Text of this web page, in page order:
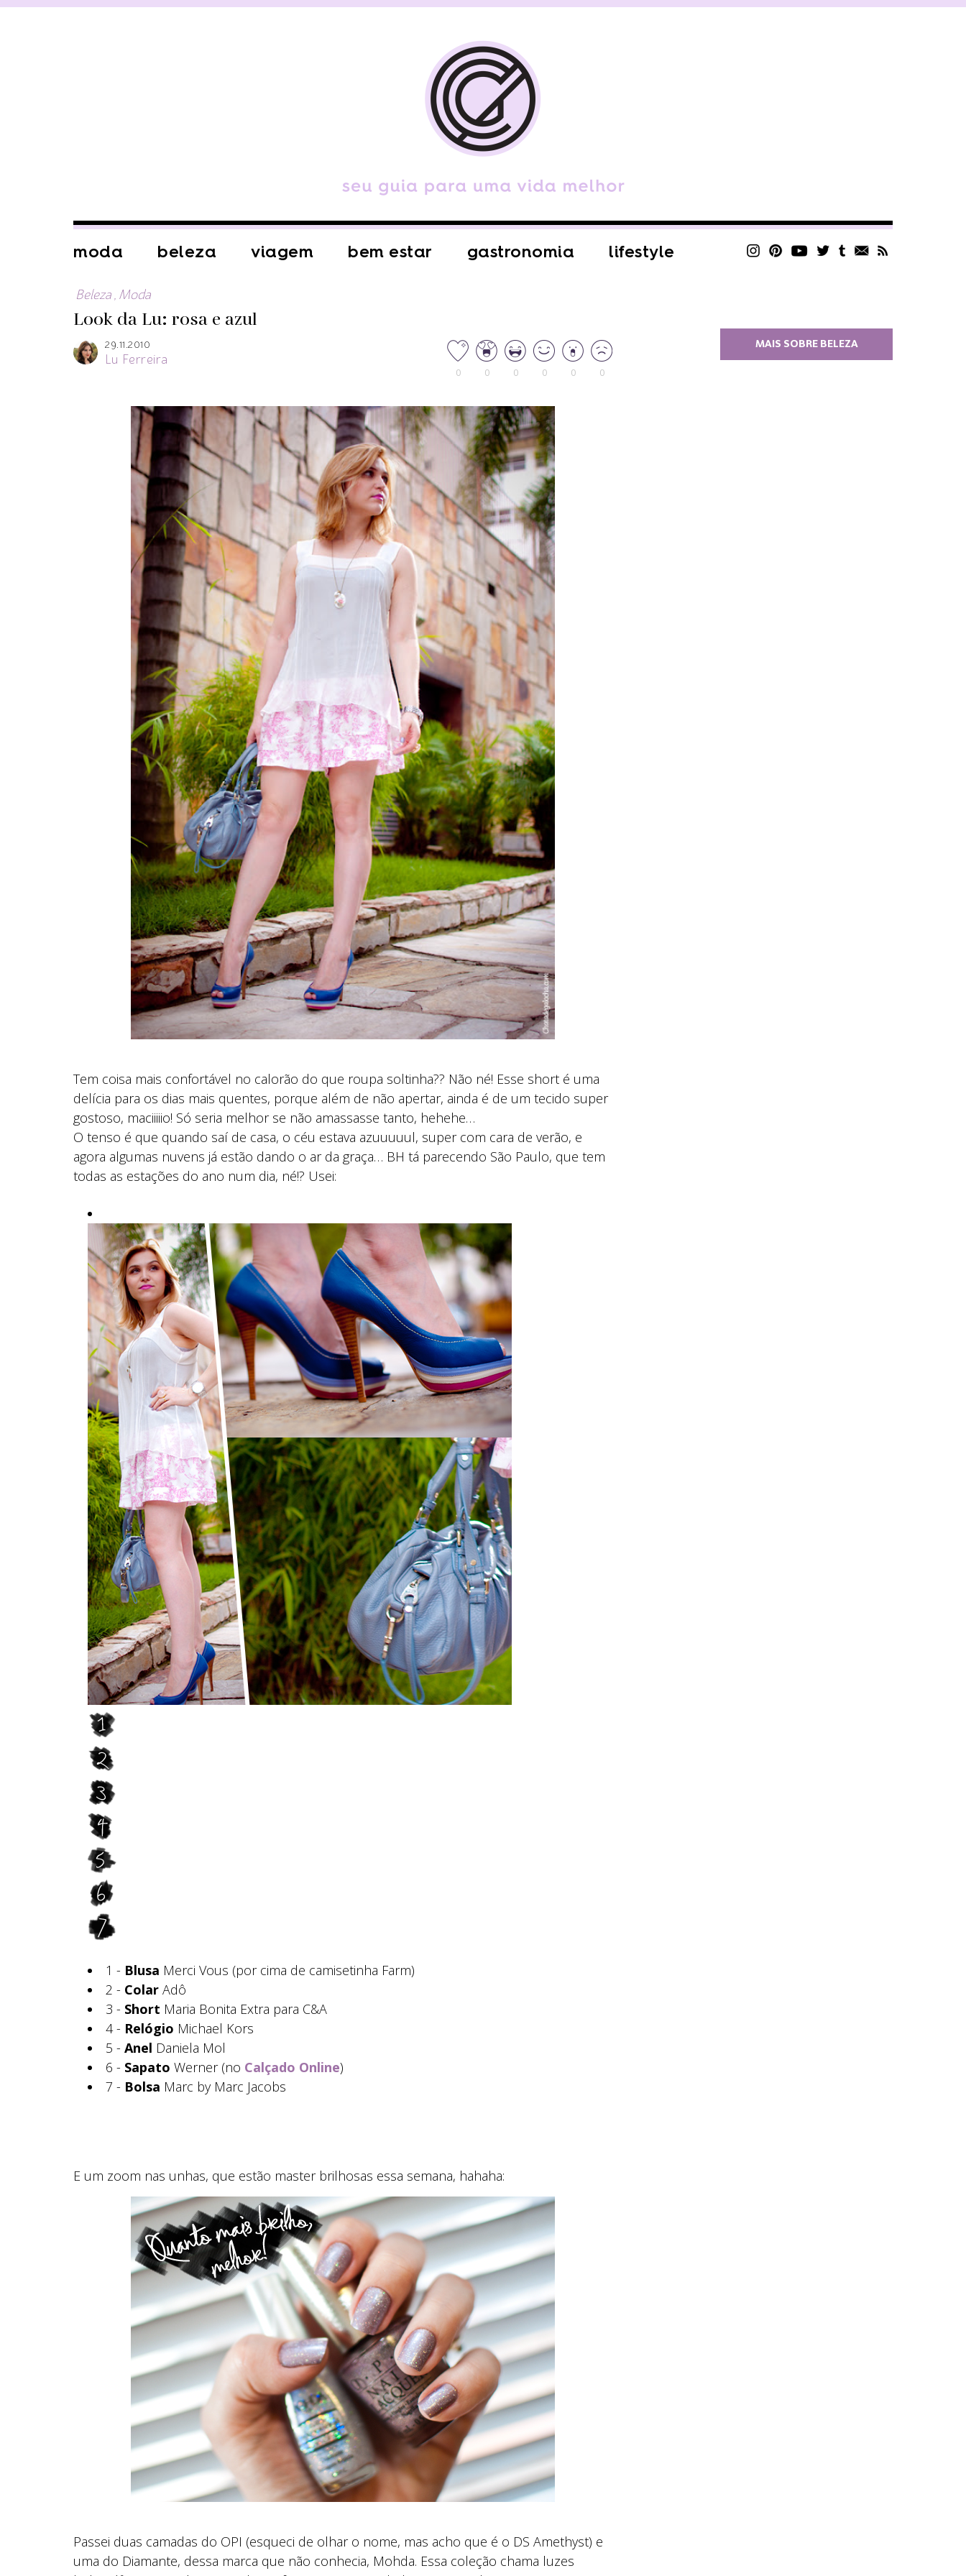
moda beleza viagem bem estar gastronomia lifestyle
Beleza , Moda
Look da Lu: rosa e azul
29.11.2010
Lu Ferreira
0 0 0 0 0 0
Tem coisa mais confortável no calorão do que roupa soltinha?? Não né! Esse short é uma
delícia para os dias mais quentes, porque além de não apertar, ainda é de um tecido super
gostoso, maciiiiio! Só seria melhor se não amassasse tanto, hehehe…
O tenso é que quando saí de casa, o céu estava azuuuuul, super com cara de verão, e
agora algumas nuvens já estão dando o ar da graça… BH tá parecendo São Paulo, que tem
todas as estações do ano num dia, né!? Usei:
1 - Blusa Merci Vous (por cima de camisetinha Farm)
2 - Colar Adô
3 - Short Maria Bonita Extra para C&A
4 - Relógio Michael Kors
5 - Anel Daniela Mol
6 - Sapato Werner (no Calçado Online)
7 - Bolsa Marc by Marc Jacobs
E um zoom nas unhas, que estão master brilhosas essa semana, hahaha:
Passei duas camadas do OPI (esqueci de olhar o nome, mas acho que é o DS Amethyst) e
uma do Diamante, dessa marca que não conhecia, Mohda. Essa coleção chama luzes
MAIS SOBRE BELEZA